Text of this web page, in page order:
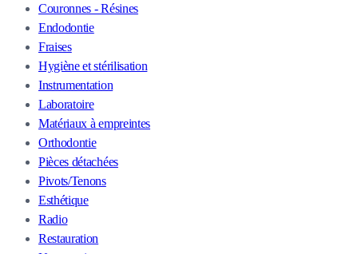
Couronnes - Résines
Endodontie
Fraises
Hygiène et stérilisation
Instrumentation
Laboratoire
Matériaux à empreintes
Orthodontie
Pièces détachées
Pivots/Tenons
Esthétique
Radio
Restauration